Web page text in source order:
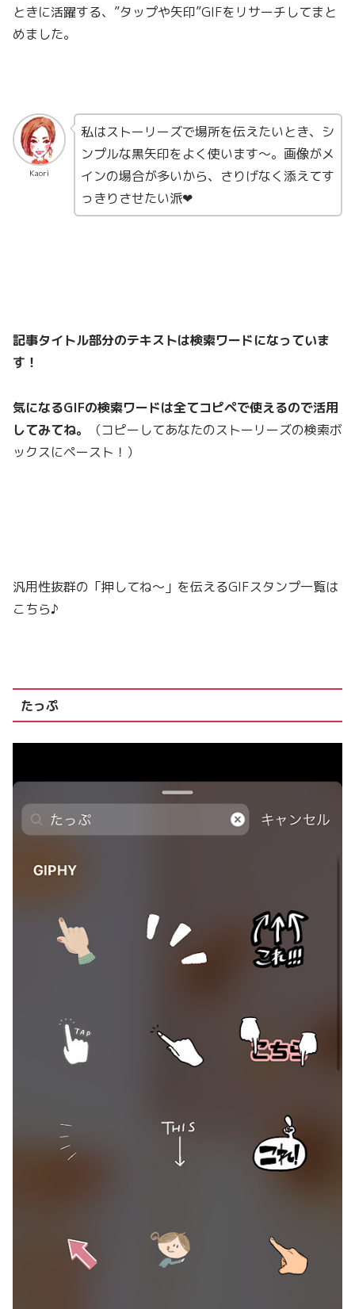
ときに活躍する、”タップや矢印”GIFをリサーチしてまと
めました。
Kaori
私はストーリーズで場所を伝えたいとき、シ
ンプルな黒矢印をよく使います〜。画像がメ
インの場合が多いから、さりげなく添えてす
っきりさせたい派❤︎
記事タイトル部分のテキストは検索ワードになっていま
す！
気になるGIFの検索ワードは全てコピペで使えるので活用
してみてね。
（コピーしてあなたのストーリーズの検索ボ
ックスにペースト！）
汎用性抜群の「押してね〜」を伝えるGIFスタンプ一覧は
こちら♪
たっぷ